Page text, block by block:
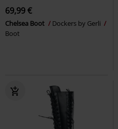
69,99 €
Chelsea Boot
Dockers by Gerli
Boot